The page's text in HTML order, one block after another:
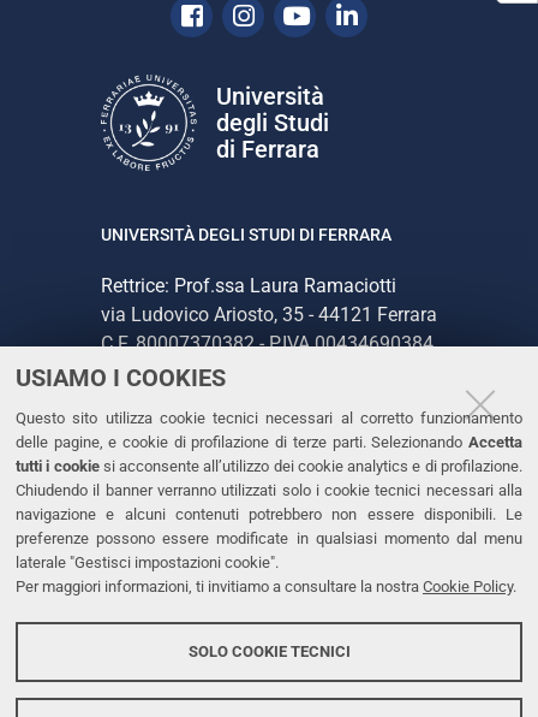
USIAMO I COOKIES
Questo sito utilizza cookie tecnici necessari al corretto funzionamento
delle pagine, e cookie di profilazione di terze parti. Selezionando Accetta
tutti i cookiesi acconsente all’utilizzo dei cookie analytics e di profilazione.
Chiudendo il banner verranno utilizzati solo i cookie tecnici necessari alla
navigazione e alcuni contenuti potrebbero non essere disponibili. Le
preferenze possono essere modificate in qualsiasi momento dal menu
laterale "Gestisci impostazioni cookie".
Per maggiori informazioni, ti invitiamo a consultare la nostra Cookie Policy.
SOLO COOKIE TECNICI
Facebook
Instagram
YoutubeLinkedin
Università
degli Studi
di Ferrara
UNIVERSITÀ DEGLI STUDI DI FERRARA
Rettrice: Prof.ssa Laura Ramaciotti
via Ludovico Ariosto, 35 - 44121 Ferrara
C.F. 80007370382 - P.IVA 00434690384
CONTATTI
Tel. +39 0532 293111
Fax. +39 0532 293031
PEC
LINKS
Accessibilità
Protezione dati personali